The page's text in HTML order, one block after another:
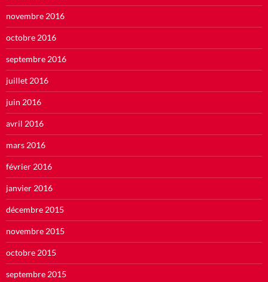
novembre 2016
octobre 2016
septembre 2016
juillet 2016
juin 2016
avril 2016
mars 2016
février 2016
janvier 2016
décembre 2015
novembre 2015
octobre 2015
septembre 2015